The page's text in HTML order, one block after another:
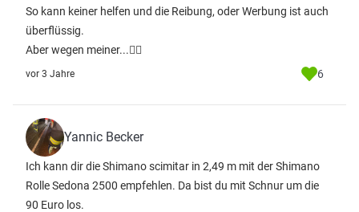
So kann keiner helfen und die Reibung, oder Werbung ist auch
überflüssig.
Aber wegen meiner...🤷‍♂️
vor 3 Jahre 6
Yannic Becker
Ich kann dir die Shimano scimitar in 2,49 m mit der Shimano
Rolle Sedona 2500 empfehlen. Da bist du mit Schnur um die
90 Euro los.